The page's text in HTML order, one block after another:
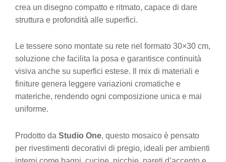
crea un disegno compatto e ritmato, capace di dare
struttura e profondità alle superfici.
Le tessere sono montate su rete nel formato 30×30 cm,
soluzione che facilita la posa e garantisce continuità
visiva anche su superfici estese. Il mix di materiali e
finiture genera leggere variazioni cromatiche e
materiche, rendendo ogni composizione unica e mai
uniforme.
Prodotto da Studio One, questo mosaico è pensato
per rivestimenti decorativi di pregio, ideali per ambienti